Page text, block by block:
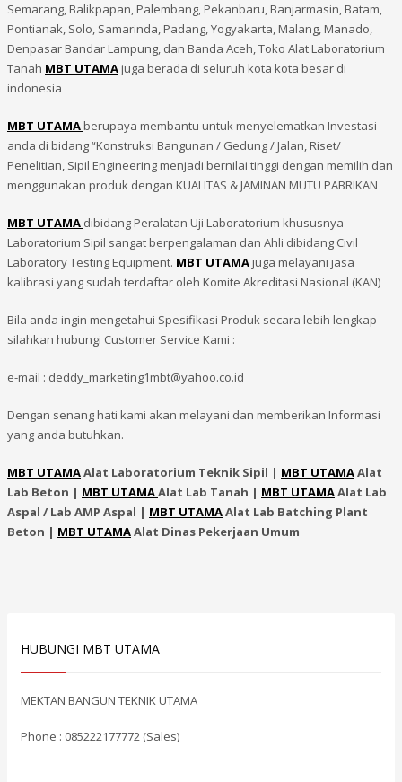
Semarang, Balikpapan, Palembang, Pekanbaru, Banjarmasin, Batam,
Pontianak, Solo, Samarinda, Padang, Yogyakarta, Malang, Manado,
Denpasar Bandar Lampung, dan Banda Aceh, Toko Alat Laboratorium
Tanah MBT UTAMAjuga berada di seluruh kota kota besar di
indonesia
MBT UTAMAberupaya membantu untuk menyelematkan Investasi
anda di bidang “Konstruksi Bangunan / Gedung / Jalan, Riset/
Penelitian, Sipil Engineering menjadi bernilai tinggi dengan memilih dan
menggunakan produk dengan KUALITAS & JAMINAN MUTU PABRIKAN
MBT UTAMA dibidang Peralatan Uji Laboratorium khususnya
Laboratorium Sipil sangat berpengalaman dan Ahli dibidang Civil
Laboratory Testing Equipment. MBT UTAMAjuga melayani jasa
kalibrasi yang sudah terdaftar oleh Komite Akreditasi Nasional (KAN)
Bila anda ingin mengetahui Spesifikasi Produk secara lebih lengkap
silahkan hubungi Customer Service Kami :
e-mail : deddy_marketing1mbt@yahoo.co.id
Dengan senang hati kami akan melayani dan memberikan Informasi
yang anda butuhkan.
MBT UTAMAAlat Laboratorium Teknik Sipil | MBT UTAMAAlat
Lab Beton | MBT UTAMAAlat Lab Tanah | MBT UTAMAAlat Lab
Aspal / Lab AMP Aspal | MBT UTAMAAlat Lab Batching Plant
Beton | MBT UTAMAAlat Dinas Pekerjaan Umum
HUBUNGI MBT UTAMA
MEKTAN BANGUN TEKNIK UTAMA
Phone : 085222177772 (Sales)